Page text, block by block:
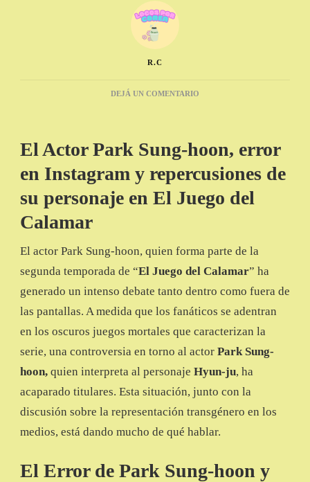
R.C
DEJÁ UN COMENTARIO
SUNG-
HOON
ENTRE
Y
POLÉMICA
El Actor Park Sung-hoon, error
en Instagram y repercusiones de
su personaje en El Juego del
Calamar
El actor Park Sung-hoon, quien forma parte de la
segunda temporada de “El Juego del Calamar” ha
generado un intenso debate tanto dentro como fuera de
las pantallas. A medida que los fanáticos se adentran
en los oscuros juegos mortales que caracterizan la
serie, una controversia en torno al actor Park Sung-
hoon, quien interpreta al personaje Hyun-ju, ha
acaparado titulares. Esta situación, junto con la
discusión sobre la representación transgénero en los
medios, está dando mucho de qué hablar.
El Error de Park Sung-hoon y